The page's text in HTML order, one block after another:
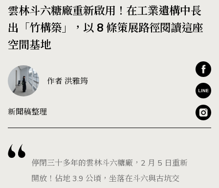
雲林斗六糖廠重新啟用！在工業遺構中長
出「竹構築」，以 8 條策展路徑閱讀這座
空間基地
作者 洪雅筠
新聞稿整理
停閉三十多年的雲林斗六糖廠，2 月 5 日重新
開放！佔地 3.9 公頃，坐落在斗六與古坑交